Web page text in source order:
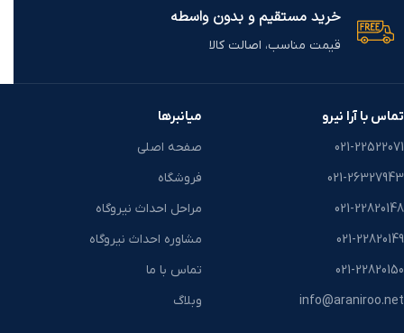
خرید مستقیم و بدون واسطه
قیمت مناسب، اصالت کالا
تماس با آرا نیرو
021-22522071
021-26327943
021-22820148
021-22820149
021-22820150
info@araniroo.net
میانبرها
صفحه اصلی
فروشگاه
مراحل احداث نیروگاه
مشاوره احداث نیروگاه
تماس با ما
وبلاگ